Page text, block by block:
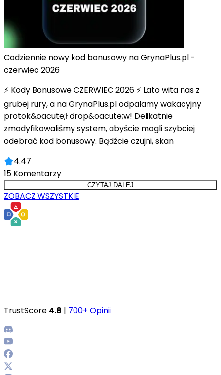
Codziennie nowy kod bonusowy na GrynaPlus.pl -
czerwiec 2026
⚡ Kody Bonusowe CZERWIEC 2026 ⚡ Lato wita nas z
grubej rury, a na GrynaPlus.pl odpalamy wakacyjny
protok&oacute;ł drop&oacute;w! Delikatnie
zmodyfikowaliśmy system, abyście mogli szybciej
odebrać kod bonusowy. Bądźcie czujni, skan
4.47
15 Komentarzy
CZYTAJ DALEJ
ZOBACZ WSZYSTKIE
TrustScore 4.8 | 700+ Opinii